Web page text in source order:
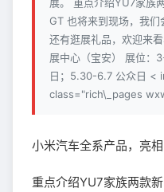
GT 也将来到现场，我
还有逛展礼品，欢迎来
展中心（宝安） 展位：
日；5.30-6.7 公众日 <
class="rich\_pages
小米汽车全系产品，亮
重点介绍YU7家族两款